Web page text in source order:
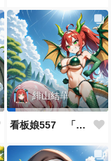
緋山結華
看板娘557 「其々の再会」